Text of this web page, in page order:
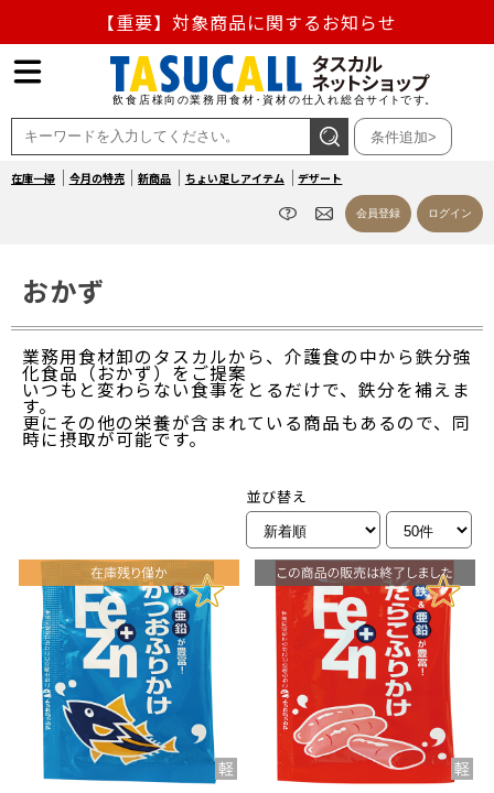
【重要】対象商品に関するお知らせ
【重要】熊本地震の影響による商品出荷停止のお知らせ
熊本県熊本地方を震源とする地震の影響によるお荷物のお
届け遅延について
条件追加>
在庫一掃 今月の特売 新商品 ちょい足しアイテム デザート
会員登録 ログイン
おかず
業務用食材卸のタスカルから、介護食の中から鉄分強
化食品（おかず）をご提案
いつもと変わらない食事をとるだけで、鉄分を補えま
す。
更にその他の栄養が含まれている商品もあるので、同
時に摂取が可能です。
並び替え